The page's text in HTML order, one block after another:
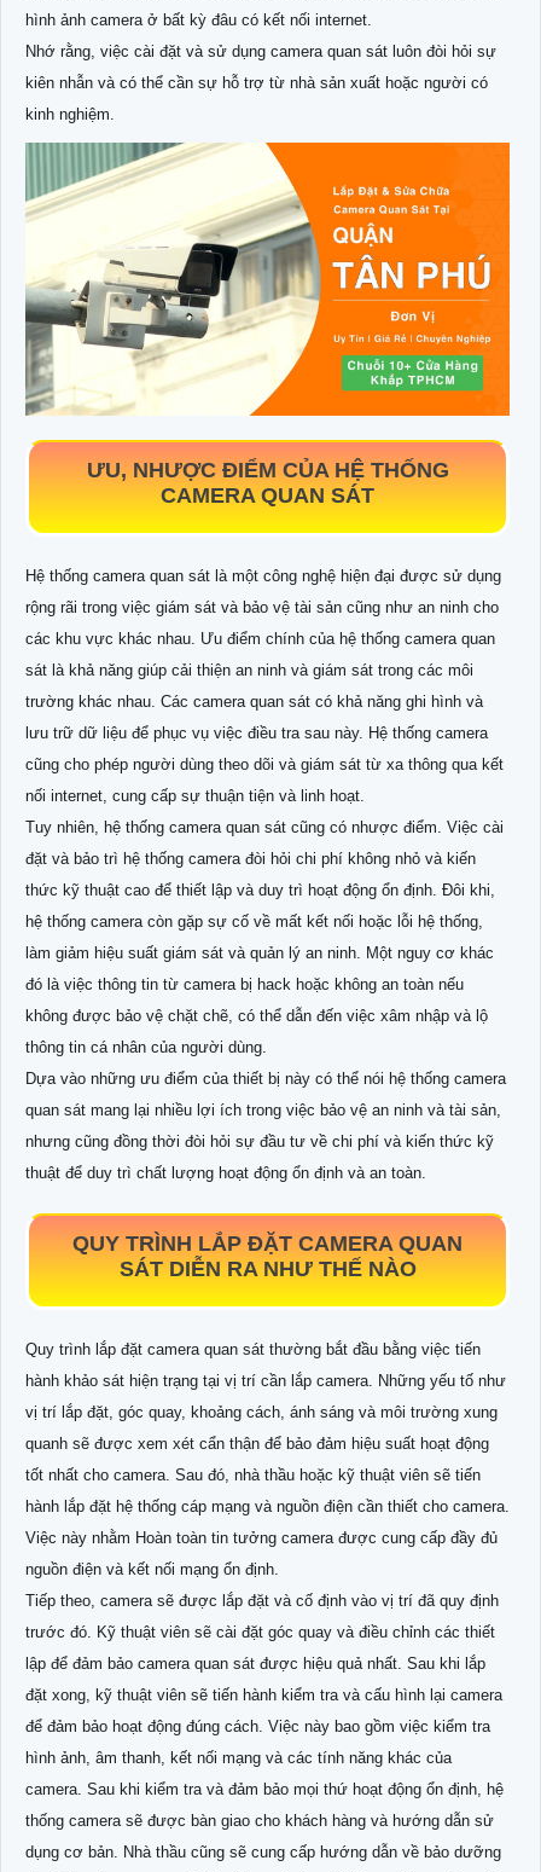
hình ảnh camera ở bất kỳ đâu có kết nối internet.
Nhớ rằng, việc cài đặt và sử dụng camera quan sát luôn đòi hỏi sự
kiên nhẫn và có thể cần sự hỗ trợ từ nhà sản xuất hoặc người có
kinh nghiệm.
ƯU, NHƯỢC ĐIỂM CỦA HỆ THỐNG
CAMERA QUAN SÁT
Hệ thống camera quan sát là một công nghệ hiện đại được sử dụng
rộng rãi trong việc giám sát và bảo vệ tài sản cũng như an ninh cho
các khu vực khác nhau. Ưu điểm chính của hệ thống camera quan
sát là khả năng giúp cải thiện an ninh và giám sát trong các môi
trường khác nhau. Các camera quan sát có khả năng ghi hình và
lưu trữ dữ liệu để phục vụ việc điều tra sau này. Hệ thống camera
cũng cho phép người dùng theo dõi và giám sát từ xa thông qua kết
nối internet, cung cấp sự thuận tiện và linh hoạt.
Tuy nhiên, hệ thống camera quan sát cũng có nhược điểm. Việc cài
đặt và bảo trì hệ thống camera đòi hỏi chi phí không nhỏ và kiến
thức kỹ thuật cao để thiết lập và duy trì hoạt động ổn định. Đôi khi,
hệ thống camera còn gặp sự cố về mất kết nối hoặc lỗi hệ thống,
làm giảm hiệu suất giám sát và quản lý an ninh. Một nguy cơ khác
đó là việc thông tin từ camera bị hack hoặc không an toàn nếu
không được bảo vệ chặt chẽ, có thể dẫn đến việc xâm nhập và lộ
thông tin cá nhân của người dùng.
Dựa vào những ưu điểm của thiết bị này có thể nói hệ thống camera
quan sát mang lại nhiều lợi ích trong việc bảo vệ an ninh và tài sản,
nhưng cũng đồng thời đòi hỏi sự đầu tư về chi phí và kiến thức kỹ
thuật để duy trì chất lượng hoạt động ổn định và an toàn.
QUY TRÌNH LẮP ĐẶT CAMERA QUAN
SÁT DIỄN RA NHƯ THẾ NÀO
Quy trình lắp đặt camera quan sát thường bắt đầu bằng việc tiến
hành khảo sát hiện trạng tại vị trí cần lắp camera. Những yếu tố như
vị trí lắp đặt, góc quay, khoảng cách, ánh sáng và môi trường xung
quanh sẽ được xem xét cẩn thận để bảo đảm hiệu suất hoạt động
tốt nhất cho camera. Sau đó, nhà thầu hoặc kỹ thuật viên sẽ tiến
hành lắp đặt hệ thống cáp mạng và nguồn điện cần thiết cho camera.
Việc này nhằm Hoàn toàn tin tưởng camera được cung cấp đầy đủ
nguồn điện và kết nối mạng ổn định.
Tiếp theo, camera sẽ được lắp đặt và cố định vào vị trí đã quy định
trước đó. Kỹ thuật viên sẽ cài đặt góc quay và điều chỉnh các thiết
lập để đảm bảo camera quan sát được hiệu quả nhất. Sau khi lắp
đặt xong, kỹ thuật viên sẽ tiến hành kiểm tra và cấu hình lại camera
để đảm bảo hoạt động đúng cách. Việc này bao gồm việc kiểm tra
hình ảnh, âm thanh, kết nối mạng và các tính năng khác của
camera. Sau khi kiểm tra và đảm bảo mọi thứ hoạt động ổn định, hệ
thống camera sẽ được bàn giao cho khách hàng và hướng dẫn sử
dụng cơ bản. Nhà thầu cũng sẽ cung cấp hướng dẫn về bảo dưỡng